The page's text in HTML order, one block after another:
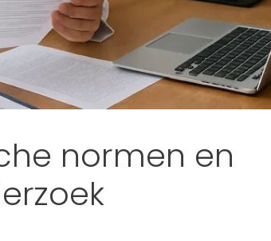
normen en